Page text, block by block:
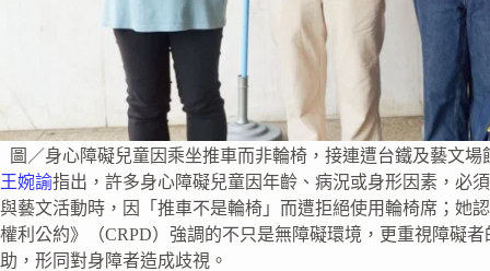
圖／身心障礙兒童因乘坐推車而非輪椅，接連遭台鐵及藝文
王婉諭指出，許多身心障礙兒童因年齡、病況或身形因素，必
與藝文活動時，因「推車不是輪椅」而遭拒絕使用輪椅席；她
權利公約》（CRPD）強調的不只是無障礙環境，更重視障礙
助，形同對身障者造成歧視。